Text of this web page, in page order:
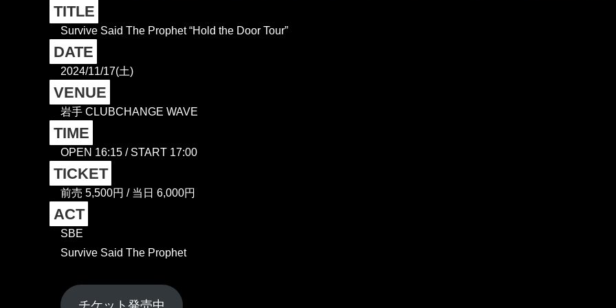
TITLE
Survive Said The Prophet “Hold the Door Tour”
DATE
2024/11/17(土)
VENUE
岩手 CLUBCHANGE WAVE
TIME
OPEN 16:15 / START 17:00
TICKET
前売 5,500円 / 当日 6,000円
ACT
SBE
Survive Said The Prophet